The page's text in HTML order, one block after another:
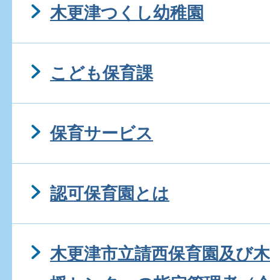
木更津つくし幼稚園
こども保育課
保育サービス
認可保育園とは
木更津市立請西保育園及び